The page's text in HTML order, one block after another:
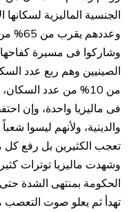
الجنسية الماليزية
وشاركوا فى مسيرة
الصينيين وهم ربع عدد
من 10% من عدد
فى ماليزيا واحدة، وإن
والدينية، ولأنهم ليسوا
تعجب الكثيرين بل رفع كل
وشهدت ماليزيا توترات
الحكومة بمنتهى الشدة
تهدأ ثم يعلو صوت